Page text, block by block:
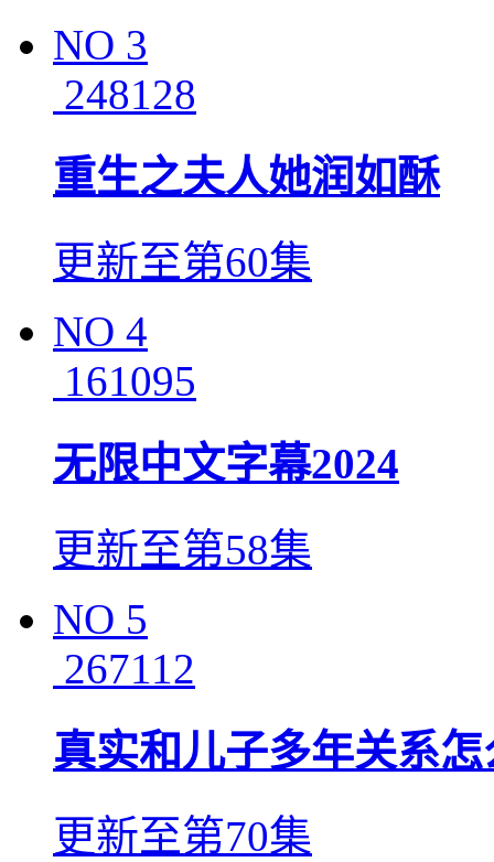
NO 3
248128
重生之夫人她润如酥
更新至第60集
NO 4
161095
无限中文字幕2024
更新至第58集
NO 5
267112
真实和儿子多年关系怎
更新至第70集